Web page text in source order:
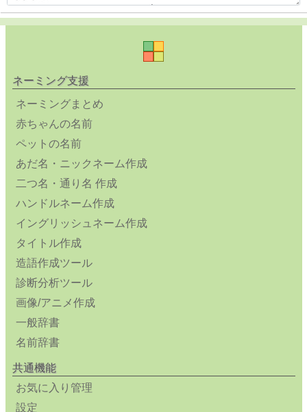
ネーミング支援
ネーミングまとめ
赤ちゃんの名前
ペットの名前
あだ名・ニックネーム作成
二つ名・通り名 作成
ハンドルネーム作成
イングリッシュネーム作成
タイトル作成
造語作成ツール
診断分析ツール
画像/アニメ作成
一般辞書
名前辞書
共通機能
お気に入り管理
設定